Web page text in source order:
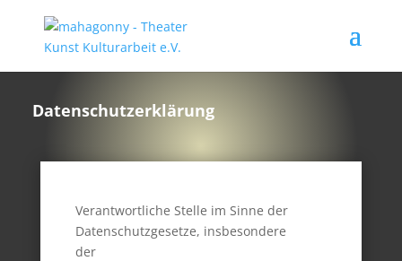
Datenschutzerklärung
Verantwortliche Stelle im Sinne der
Datenschutzgesetze, insbesondere
der